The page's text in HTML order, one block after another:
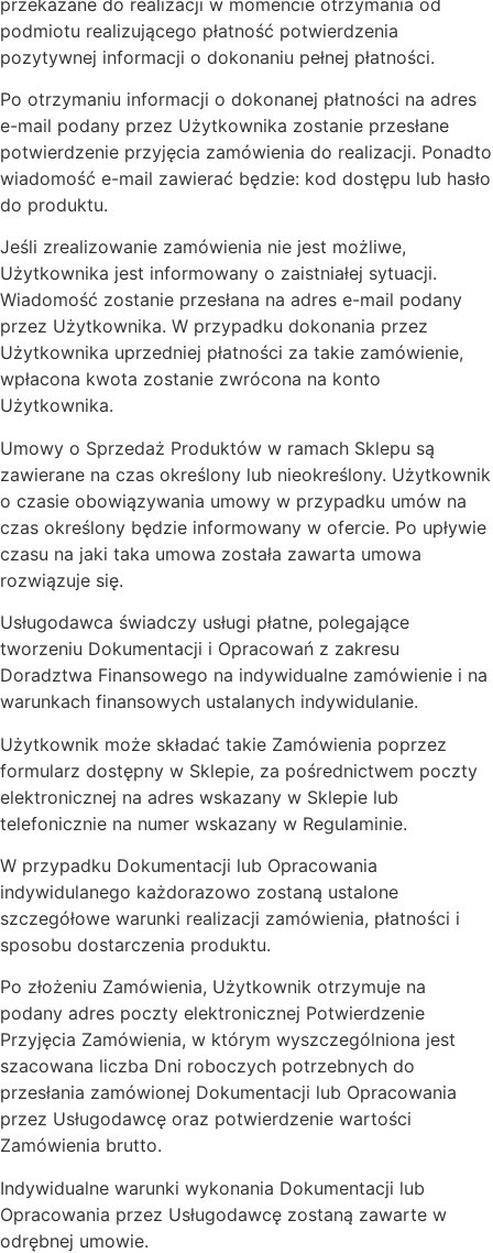
podmiotu realizującego płatność potwierdzenia
pozytywnej informacji o dokonaniu pełnej płatności.
Po otrzymaniu informacji o dokonanej płatności na adres
e-mail podany przez Użytkownika zostanie przesłane
potwierdzenie przyjęcia zamówienia do realizacji. Ponadto
wiadomość e-mail zawierać będzie: kod dostępu lub hasło
do produktu.
Jeśli zrealizowanie zamówienia nie jest możliwe,
Użytkownika jest informowany o zaistniałej sytuacji.
Wiadomość zostanie przesłana na adres e-mail podany
przez Użytkownika. W przypadku dokonania przez
Użytkownika uprzedniej płatności za takie zamówienie,
wpłacona kwota zostanie zwrócona na konto
Użytkownika.
Umowy o Sprzedaż Produktów w ramach Sklepu są
zawierane na czas określony lub nieokreślony. Użytkownik
o czasie obowiązywania umowy w przypadku umów na
czas określony będzie informowany w ofercie. Po upływie
czasu na jaki taka umowa została zawarta umowa
rozwiązuje się.
Usługodawca świadczy usługi płatne, polegające
tworzeniu Dokumentacji i Opracowań z zakresu
Doradztwa Finansowego na indywidualne zamówienie i na
warunkach finansowych ustalanych indywidulanie.
Użytkownik może składać takie Zamówienia poprzez
formularz dostępny w Sklepie, za pośrednictwem poczty
elektronicznej na adres wskazany w Sklepie lub
telefonicznie na numer wskazany w Regulaminie.
W przypadku Dokumentacji lub Opracowania
indywidulanego każdorazowo zostaną ustalone
szczegółowe warunki realizacji zamówienia, płatności i
sposobu dostarczenia produktu.
Po złożeniu Zamówienia, Użytkownik otrzymuje na
podany adres poczty elektronicznej Potwierdzenie
Przyjęcia Zamówienia, w którym wyszczególniona jest
szacowana liczba Dni roboczych potrzebnych do
przesłania zamówionej Dokumentacji lub Opracowania
przez Usługodawcę oraz potwierdzenie wartości
Zamówienia brutto.
Indywidualne warunki wykonania Dokumentacji lub
Opracowania przez Usługodawcę zostaną zawarte w
odrębnej umowie.